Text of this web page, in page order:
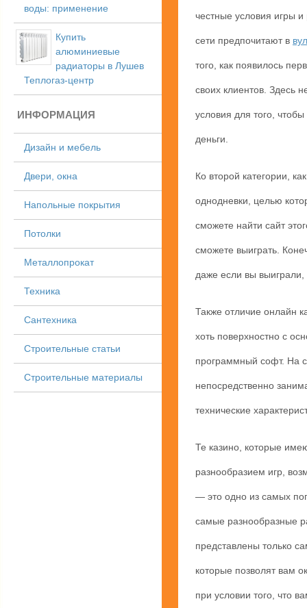
воды: применение
Купить
алюминиевые
радиаторы в Лушев
Теплогаз-центр
ИНФОРМАЦИЯ
Дизайн и мебель
Двери, окна
Напольные покрытия
Потолки
Металлопрокат
Техника
Сантехника
Строительные статьи
Строительные материалы
честные условия игры
сети предпочитают в
того, как появилось
своих клиентов. Здесь
условия для того,
деньги.
Ко второй категории,
однодневки, целью
сможете найти сайт
сможете выиграть.
даже если вы выиграли,
Также отличие онлайн
хоть поверхностно с
программный софт. На
непосредственно
технические
Те казино, которые
разнообразием игр,
— это одно из самых
самые разнообразные
представлены только
которые позволят вам
при условии того, что